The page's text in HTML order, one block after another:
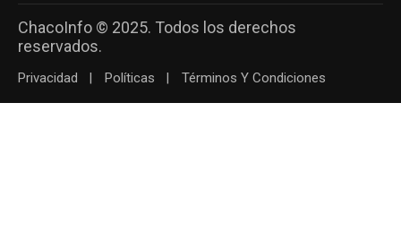
ChacoInfo © 2025. Todos los derechos
reservados.
Privacidad Políticas Términos Y Condiciones